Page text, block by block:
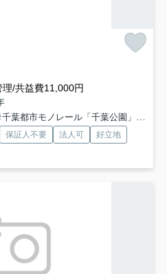
理/共益費11,000円
千葉都市モノレール「千葉公園」駅 徒歩8分
保証人不要 法人可
好立地